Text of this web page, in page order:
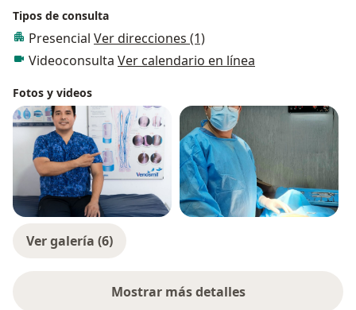
Embolectomía.
CIRUGÍA CARDIACA: Cardiopatía del Niño
¡Recuerda que estoy contigo!
Tipos de consulta
Presencial Ver direcciones (1)
Videoconsulta Ver calendario en línea
Fotos y videos
Ver galería (6)
Mostrar más detalles
sobre la experiencia